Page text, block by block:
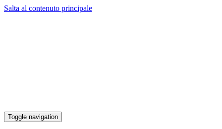
Salta al contenuto principale
Toggle navigation